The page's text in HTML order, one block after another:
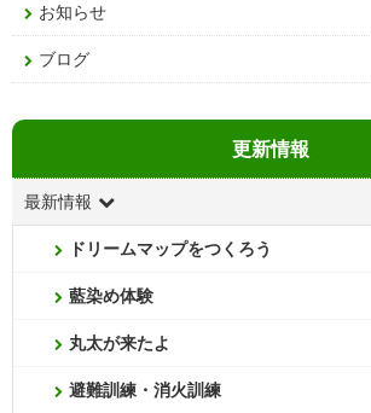
お知らせ
ブログ
更新情報
最新情報
ドリームマップをつくろう
藍染め体験
丸太が来たよ
避難訓練・消火訓練